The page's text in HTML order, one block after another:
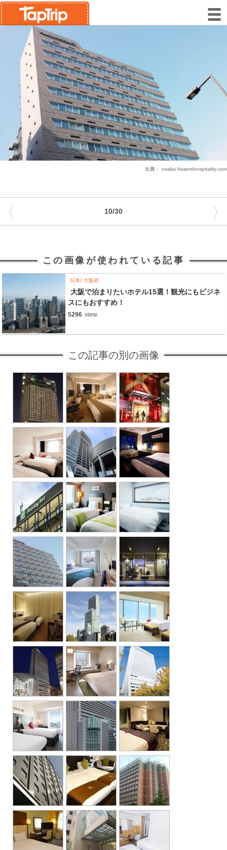
出典： osaka.frasershospitality.com
10/30
〈 〉
この画像が使われている記事
日本 大阪府
大阪で泊まりたいホテル15選！観光にもビジネ
スにもおすすめ！
5296 view
この記事の別の画像